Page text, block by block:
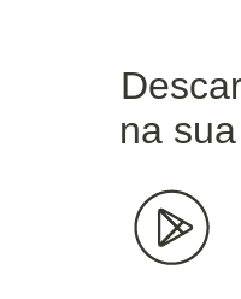
na